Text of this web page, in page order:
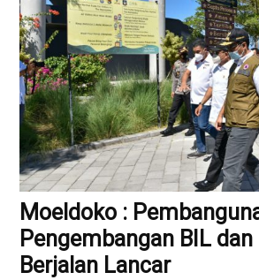
Moeldoko :
Pengembangan BIL dan
Berjalan Lancar